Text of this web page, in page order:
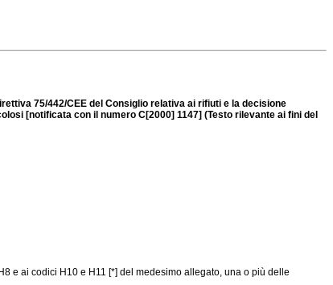
75/442/CEE del Consiglio relativa ai rifiuti e la decisione
[notificata con il numero C[2000] 1147] (Testo rilevante ai fini del
e ai codici H10 e H11 [*] del medesimo allegato, una o più delle